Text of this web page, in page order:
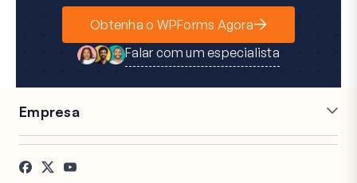
Obtenha o WPForms Agora
Falar com um especialista
Empresa
Carreiras
Depoimentos
Afiliados